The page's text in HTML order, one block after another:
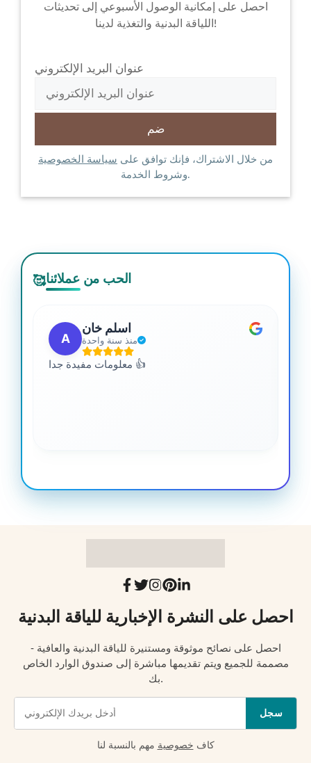
احصل على إمكانية الوصول الأسبوعي إلى تحديثات
اللياقة البدنية والتغذية لدينا!
عنوان البريد الإلكتروني
من خلال الاشتراك، فإنك توافق على سياسة الخصوصية
وشروط الخدمة.
🥰الحب من عملائنا
A
اسلم خان
منذ سنة واحدة
معلومات مفيدة جدا 👍
احصل على النشرة الإخبارية للياقة البدنية
احصل على نصائح موثوقة ومستنيرة للياقة البدنية والعافية -
مصممة للجميع ويتم تقديمها مباشرة إلى صندوق الوارد الخاص
بك.
سجل
كاف خصوصية مهم بالنسبة لنا